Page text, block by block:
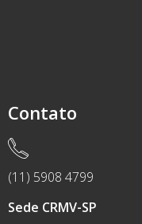
Contato
(11) 5908 4799
Sede CRMV-SP